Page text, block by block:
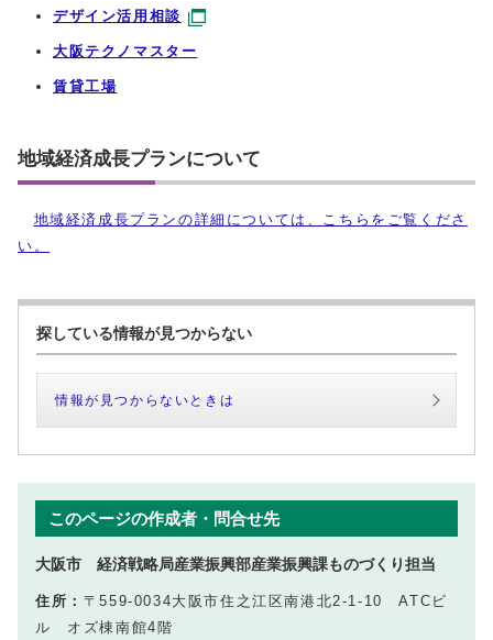
デザイン活用相談
大阪テクノマスター
賃貸工場
地域経済成長プランについて
地域経済成長プランの詳細については、こちらをご覧くださ
い。
探している情報が見つからない
情報が見つからないときは
このページの作成者・問合せ先
大阪市 経済戦略局産業振興部産業振興課ものづくり担当
住所： 〒559-0034大阪市住之江区南港北2‐1‐10 ATCビ
ル オズ棟南館4階